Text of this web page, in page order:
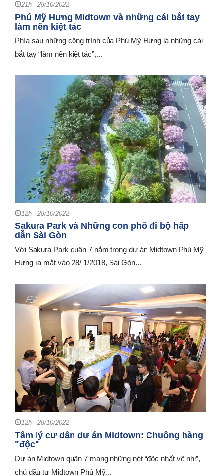
21h - 28/10/2022
Phú Mỹ Hưng Midtown và những cái bắt tay
làm nên kiệt tác
Phía sau những công trình của Phú Mỹ Hưng là những cái
bắt tay “làm nên kiệt tác”,...
12h - 28/10/2022
Sakura Park và Những con phố đi bộ hấp
dẫn Sài Gòn
Với Sakura Park quận 7 nằm trong dự án Midtown Phú Mỹ
Hưng ra mắt vào 28/ 1/2018, Sài Gòn...
12h - 28/10/2022
Tâm lý cư dân dự án Midtown: Chuộng hàng
"độc"
Dự án Midtown quận 7 mang những nét “độc nhất vô nhị”,
chủ đầu tư Midtown Phú Mỹ...